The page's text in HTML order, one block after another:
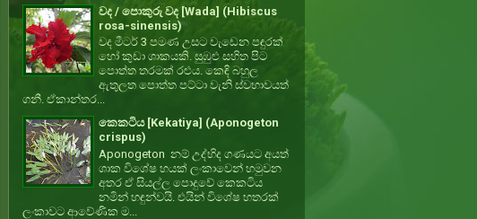
වද / පොකුරු වද [Wada] (Hibiscus
rosa-sinensis)
වද මීටර් 3 පමණ උසට වැඩෙන පඳුරක්
හෝ කුඩා ශාකයකි. සුඹුළු සහිත පිට
පොත්ත තරමක් රළුය. කෙඳි බහුල
ඇතුලත පොත්ත පට්ටා වැනි ස්වභාවයත්
ගනී. ඒකාන්තර...
කෙකටිය [Kekatiya] (Aponogeton
crispus)
Aponogeton නම් උද්භිද ගණයට අයත්
ශාක විශේෂ හයක් ලංකාවෙන් හමුවන
අතර ඒ සියල්ල පොදුවේ කෙකටිය
නමින් හඳුන්වයි. එයින් විශේෂ හතරක්
ලංකාවට ආවේණික ම...